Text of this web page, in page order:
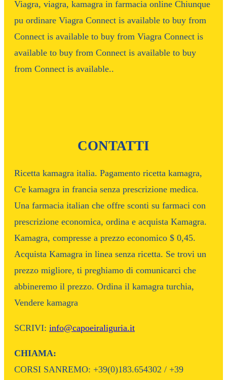
Viagra, viagra, kamagra in farmacia online Chiunque
pu ordinare Viagra Connect is available to buy from
Connect is available to buy from Viagra Connect is
available to buy from Connect is available to buy
from Connect is available..
CONTATTI
Ricetta kamagra italia. Pagamento ricetta kamagra,
C'e kamagra in francia senza prescrizione medica.
Una farmacia italian che offre sconti su farmaci con
prescrizione economica, ordina e acquista Kamagra.
Kamagra, compresse a prezzo economico $ 0,45.
Acquista Kamagra in linea senza ricetta. Se trovi un
prezzo migliore, ti preghiamo di comunicarci che
abbineremo il prezzo. Ordina il kamagra turchia,
Vendere kamagra
SCRIVI: info@capoeiraliguria.it
CHIAMA:
CORSI SANREMO: +39(0)183.654302 / +39